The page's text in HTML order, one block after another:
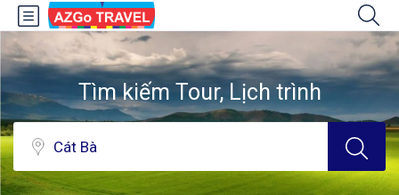
Tìm kiếm Tour, Lịch trình